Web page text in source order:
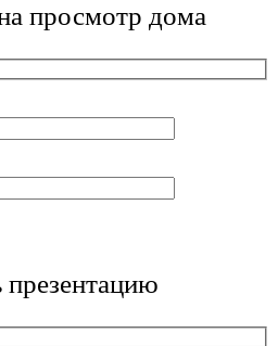
просмотр дома
презентацию